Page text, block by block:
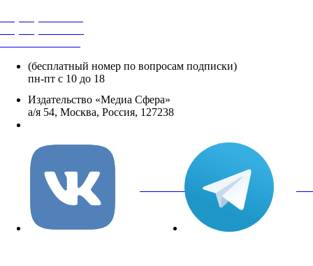
(бесплатный номер по вопросам подписки)
пн-пт с 10 до 18
Издательство «Медиа Сфера»
а/я 54, Москва, Россия, 127238
вКонтакте